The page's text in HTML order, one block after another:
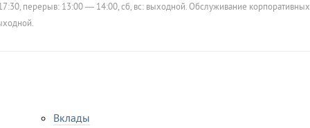
перерыв: 13:00 — 14:00, сб, вс: выходной. Обслуживание корпоративных
Вклады